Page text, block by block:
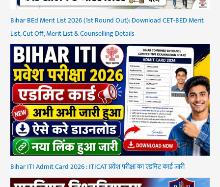
Bihar BEd Merit List 2026 (1st Round Out): Download CET-BED Merit
List, Cut Off, Merit List & Counselling Details
Bihar ITI Admit Card 2026 : ITICAT प्रवेश परीक्षा का एडमिट कार्ड जारी